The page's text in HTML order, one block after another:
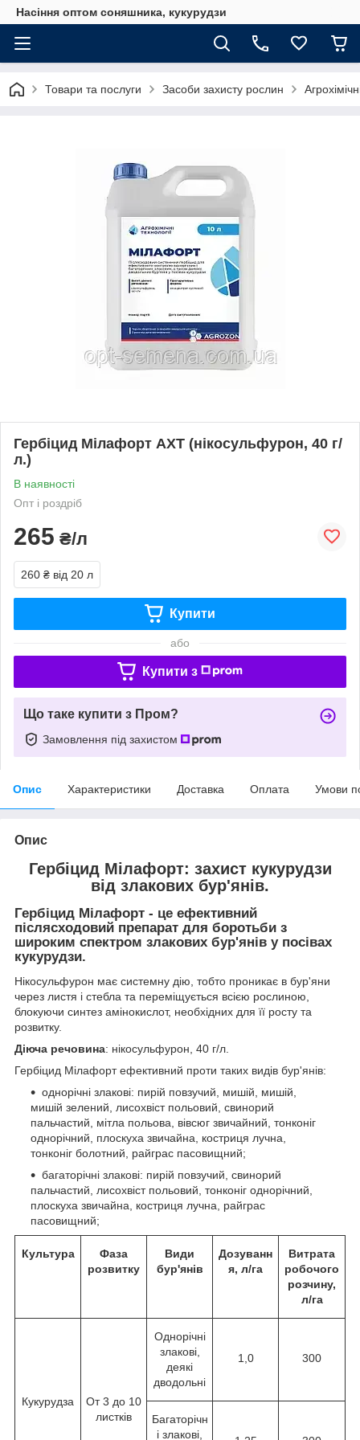
Насіння оптом соняшника, кукурудзи
Товари та послуги Засоби захисту рослин
Гербіцид Мілафорт АХТ (нікосульфурон, 40 г/
л.)
В наявності
Опт і роздріб
265 ₴/л
260 ₴ від 20 л
Купити
або
Купити з
Що таке купити з Пром?
Замовлення під захистом
Опис Характеристики Доставка Оплата Умови
Опис
Гербіцид Мілафорт: захист кукурудзи
від злакових бур'янів.
Гербіцид Мілафорт - це ефективний
післясходовий препарат для боротьби з
широким спектром злакових бур'янів у посівах
кукурудзи.
Нікосульфурон має системну дію, тобто проникає в бур'яни
через листя і стебла та переміщується всією рослиною,
блокуючи синтез амінокислот, необхідних для її росту та
розвитку.
Діюча речовина: нікосульфурон, 40 г/л.
Гербіцид Мілафорт ефективний проти таких видів бур'янів:
однорічні злакові: пирій повзучий, мишій, мишій,
мишій зелений, лисохвіст польовий, свинорий
пальчастий, мітла польова, вівсюг звичайний, тонконіг
однорічний, плоскуха звичайна, костриця лучна,
тонконіг болотний, райграс пасовищний;
багаторічні злакові: пирій повзучий, свинорий
пальчастий, лисохвіст польовий, тонконіг однорічний,
плоскуха звичайна, костриця лучна, райграс
пасовищний;
Культура
Фаза
розвитку
Види
бур'янів
Дозуванн
я, л/га
Витрата
робочого
розчину,
л/га
Кукурудза
От 3 до 10
листків
Однорічні
злакові,
деякі
дводольні
1,0 300
Багаторічн
і злакові,